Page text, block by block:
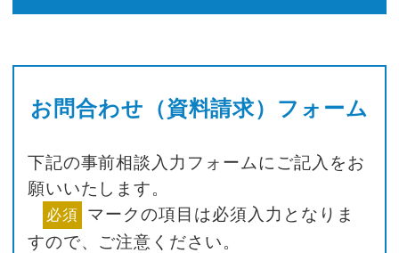
お問合わせ（資料請求）フォーム
下記の事前相談入力フォームにご記入をお
願いいたします。
必須 マークの項目は必須入力となりま
すので、 ご注意ください。